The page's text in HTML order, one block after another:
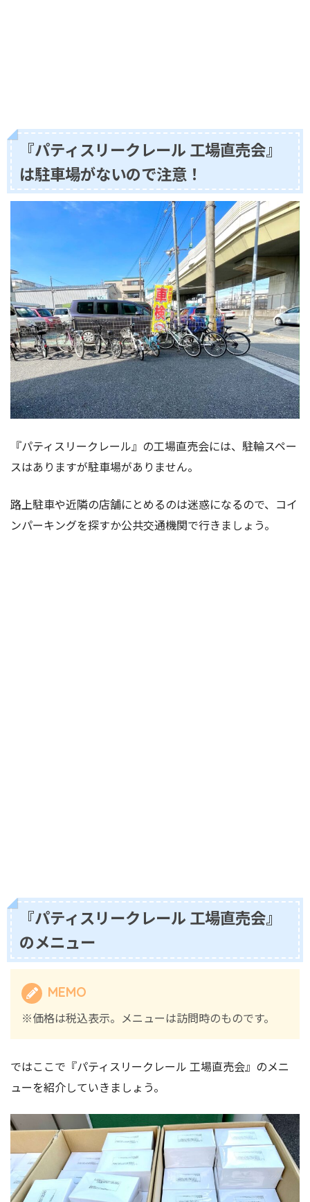
『パティスリークレール 工場直売会』
は駐車場がないので注意！
『パティスリークレール』の工場直売会には、駐輪スペー
スはありますが駐車場がありません。
路上駐車や近隣の店舗にとめるのは迷惑になるので、コイ
ンパーキングを探すか公共交通機関で行きましょう。
『パティスリークレール 工場直売会』
のメニュー
MEMO
※価格は税込表示。メニューは訪問時のものです。
ではここで『パティスリークレール 工場直売会』のメニ
ューを紹介していきましょう。